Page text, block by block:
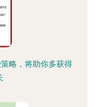
略，将助你多获得